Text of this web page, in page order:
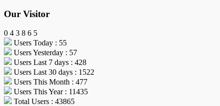
Our Visitor
0 4 3 8 6 5
Users Today : 55
Users Yesterday : 57
Users Last 7 days : 428
Users Last 30 days : 1522
Users This Month : 477
Users This Year : 11435
Total Users : 43865